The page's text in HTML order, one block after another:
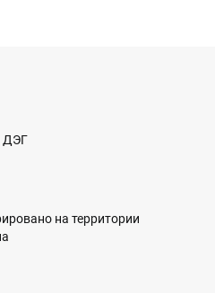
ДЭГ
на территории